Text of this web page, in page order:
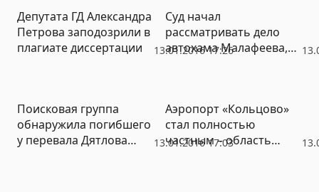
13.01.2016 17:26
Депутата ГД Александра
Петрова заподозрили в
плагиате диссертации
Суд начал
рассматривать дело
автохама Малафеева,
13.01.2016 17:03
Поисковая группа
обнаружила погибшего
у перевала Дятлова
Аэропорт «Кольцово»
стал полностью
частным – область